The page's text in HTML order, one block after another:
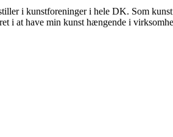
i kunstforeninger i hele DK. Som
i at have min kunst hængende i